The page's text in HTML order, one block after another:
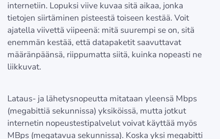
internetiin. Lopuksi viive kuvaa sitä aikaa, jonka
tietojen siirtäminen pisteestä toiseen kestää. Voit
ajatella viivettä viipeenä: mitä suurempi se on, sitä
enemmän kestää, että datapaketit saavuttavat
määränpäänsä, riippumatta siitä, kuinka nopeasti ne
liikkuvat.
Lataus- ja lähetysnopeutta mitataan yleensä Mbps
(megabittiä sekunnissa) yksiköissä, mutta jotkut
internetin nopeustestipalvelut voivat käyttää myös
MBps (megatavua sekunnissa). Koska yksi megabitti